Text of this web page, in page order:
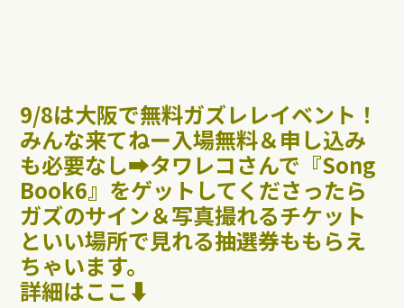
9/8は大阪で無料ガズレレイベント！
みんな来てねー入場無料＆申し込み
も必要なし➡︎タワレコさんで『Song
Book6』をゲットしてくださったら
ガズのサイン＆写真撮れるチケット
といい場所で見れる抽選券ももらえ
ちゃいます。
詳細はここ⬇︎